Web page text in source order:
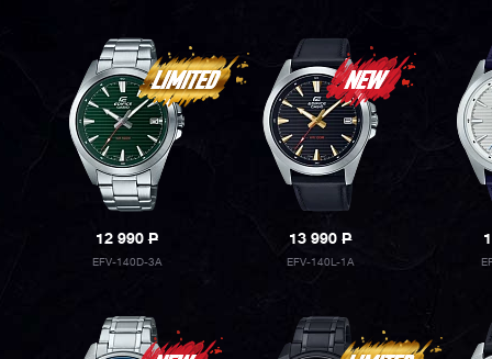
12 990P
EFV-140D-3A
13 990P
EFV-140L-1A